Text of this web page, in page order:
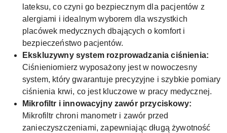
lateksu, co czyni go bezpiecznym dla pacjentów z
alergiami i idealnym wyborem dla wszystkich
placówek medycznych dbających o komfort i
bezpieczeństwo pacjentów.
Ekskluzywny system rozprowadzania ciśnienia:
Ciśnieniomierz wyposażony jest w nowoczesny
system, który gwarantuje precyzyjne i szybkie pomiary
ciśnienia krwi, co jest kluczowe w pracy medycznej.
Mikrofiltr i innowacyjny zawór przyciskowy:
Mikrofiltr chroni manometr i zawór przed
zanieczyszczeniami, zapewniając długą żywotność